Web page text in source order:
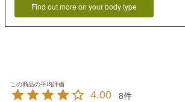
Find out more on your body type
4.00 8